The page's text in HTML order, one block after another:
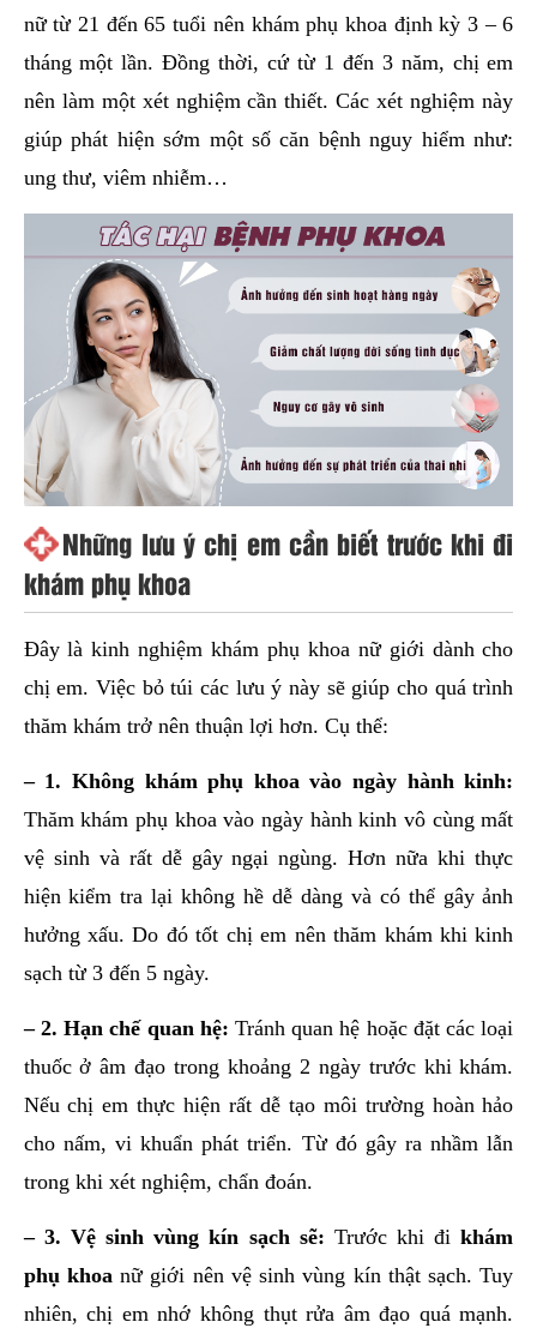
nữ từ 21 đến 65 tuổi nên khám phụ khoa định kỳ 3 – 6
tháng một lần. Đồng thời, cứ từ 1 đến 3 năm, chị em
nên làm một xét nghiệm cần thiết. Các xét nghiệm này
giúp phát hiện sớm một số căn bệnh nguy hiểm như:
ung thư, viêm nhiễm…
Những lưu ý chị em cần biết trước khi đi
khám phụ khoa
Đây là kinh nghiệm khám phụ khoa nữ giới dành cho
chị em. Việc bỏ túi các lưu ý này sẽ giúp cho quá trình
thăm khám trở nên thuận lợi hơn. Cụ thể:
– 1. Không khám phụ khoa vào ngày hành kinh:
Thăm khám phụ khoa vào ngày hành kinh vô cùng mất
vệ sinh và rất dễ gây ngại ngùng. Hơn nữa khi thực
hiện kiểm tra lại không hề dễ dàng và có thể gây ảnh
hưởng xấu. Do đó tốt chị em nên thăm khám khi kinh
sạch từ 3 đến 5 ngày.
– 2. Hạn chế quan hệ: Tránh quan hệ hoặc đặt các loại
thuốc ở âm đạo trong khoảng 2 ngày trước khi khám.
Nếu chị em thực hiện rất dễ tạo môi trường hoàn hảo
cho nấm, vi khuẩn phát triển. Từ đó gây ra nhầm lẫn
trong khi xét nghiệm, chẩn đoán.
– 3. Vệ sinh vùng kín sạch sẽ: Trước khi đikhám
phụ khoa nữ giới nên vệ sinh vùng kín thật sạch. Tuy
nhiên, chị em nhớ không thụt rửa âm đạo quá mạnh.